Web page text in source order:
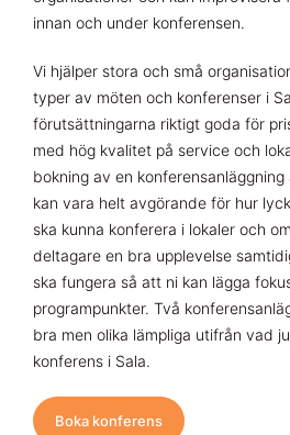
innan och under konferensen.
Vi hjälper stora och små
typer av möten och konferenser i
förutsättningarna riktigt goda för
med hög kvalitet på service och
bokning av en
kan vara helt avgörande för hur
ska kunna konferera i lokaler och
deltagare en bra upplevelse
ska fungera så att ni kan lägga
programpunkter. Två
bra men olika lämpliga utifrån vad
konferens i Sala.
Boka konferens